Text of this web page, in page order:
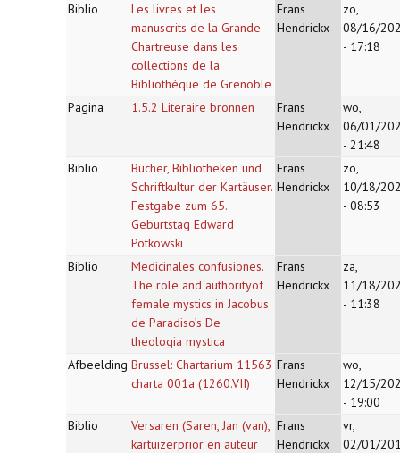
Biblio
Les livres et les
manuscrits de la Grande
Chartreuse dans les
collections de la
Bibliothèque de Grenoble
Frans
Hendrickx
zo,
08/16/
- 17:18
Pagina 1.5.2 Literaire bronnen
Frans
Hendrickx
wo,
06/01/
- 21:48
Biblio
Bücher, Bibliotheken und
Schriftkultur der Kartäuser.
Festgabe zum 65.
Geburtstag Edward
Potkowski
Frans
Hendrickx
zo,
10/18/
- 08:53
Biblio
Medicinales confusiones.
The role and authorityof
female mystics in Jacobus
de Paradiso’s De
theologia mystica
Frans
Hendrickx
za,
11/18/
- 11:38
Afbeelding Brussel: Chartarium 11563
charta 001a (1260.VII)
Frans
Hendrickx
wo,
12/15/
- 19:00
Biblio
Versaren (Saren, Jan (van),
kartuizerprior en auteur
Frans
Hendrickx
vr,
02/01/